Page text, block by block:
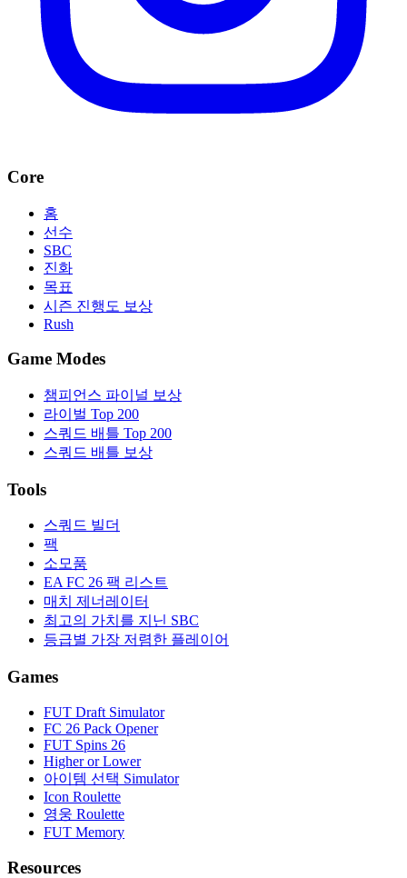
Core
홈
선수
SBC
진화
목표
시즌 진행도 보상
Rush
Game Modes
챔피언스 파이널 보상
라이벌 Top 200
스쿼드 배틀 Top 200
스쿼드 배틀 보상
Tools
스쿼드 빌더
팩
소모품
EA FC 26 팩 리스트
매치 제너레이터
최고의 가치를 지닌 SBC
등급별 가장 저렴한 플레이어
Games
FUT Draft Simulator
FC 26 Pack Opener
FUT Spins 26
Higher or Lower
아이템 선택 Simulator
Icon Roulette
영웅 Roulette
FUT Memory
Resources